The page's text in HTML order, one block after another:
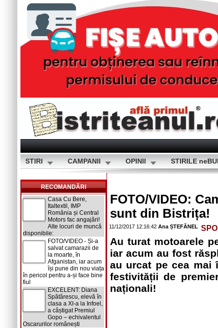
STIRI CAMPANII OPINII STIRILE
RECOMANDĂRI
Casa Cu Bere,
Italtextil, IMP
România și Central
Motors fac angajări!
Alte locuri de muncă
disponibile:
FOTO/VIDEO - Și-a
salvat camarazii de
la moarte, în
Afganistan, iar acum
își pune din nou viața
în pericol pentru a-și face bine
fiul
EXCELENT: Diana
Spătărescu, elevă în
clasa a XI-a la Infoel,
a câștigat Premiul
Gopo – echivalentul
Oscarurilor românești
FOTO/VIDEO:
sunt din Bistrița!
11/12/2017 12:16:42 Ana ȘTEFĂNEL
Au turat motoarele
iar acum au fost
au urcat pe cea mai
festivității de
naționali!